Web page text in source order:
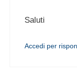
Saluti
Accedi per